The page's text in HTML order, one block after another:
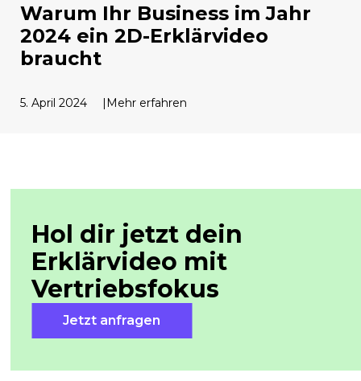
Warum Ihr Business im Jahr
2024 ein 2D-Erklärvideo
braucht
5. April 2024 Mehr erfahren
Hol dir jetzt dein
Erklärvideo mit
Vertriebsfokus
Jetzt anfragen